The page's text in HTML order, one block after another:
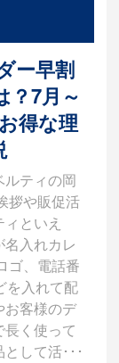
ー早割
？7月～
得な理
ルティの岡
拶や販促活
といえ
入れカレ
ゴ、電話番
を入れて配
お客様のデ
く使って
して活･･･